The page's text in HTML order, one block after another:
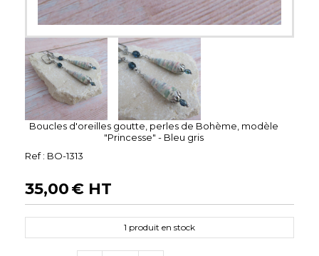
Boucles d'oreilles goutte, perles de Bohème, modèle
"Princesse" - Bleu gris
Ref : BO-1313
35,00€ HT
1 produit en stock